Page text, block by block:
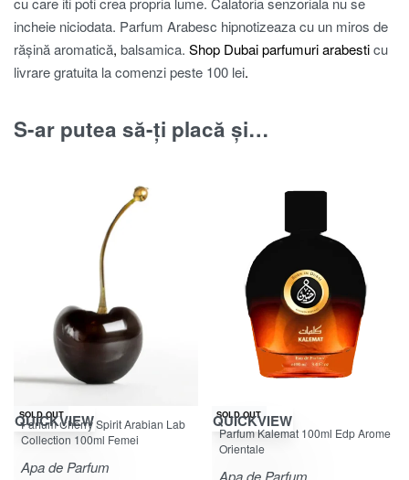
incheie niciodata. Parfum Arabesc hipnotizeaza cu un miros de
rășină aromatică, balsamica. Shop Dubaiparfumuri arabesticu
livrare gratuita la comenzi peste 100 lei.
S-ar putea să-ți placă și…
SOLD OUT
QUICKVIEW
Parfum Cherry Spirit Arabian Lab
Collection 100ml Femei
Apa de Parfum
-50% OFF
SOLD OUT
QUICKVIEW
Evaluat la4.83din 5
Parfum Kalemat 100ml Edp Arome
Orientale
Apa de Parfum